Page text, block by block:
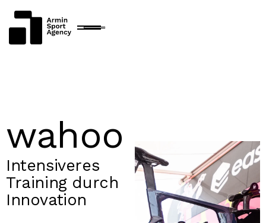
wahoo
Intensiveres
Training durch
Innovation